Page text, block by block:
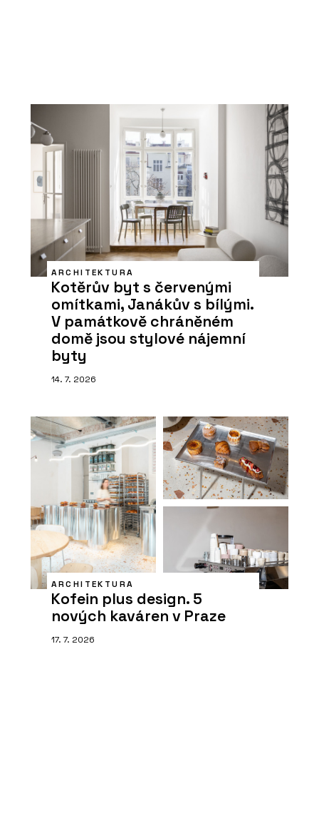
ARCHITEKTURA
Kotěrův byt s červenými
omítkami, Janákův s bílými.
V památkově chráněném
domě jsou stylové nájemní
byty
14. 7. 2026
ARCHITEKTURA
Kofein plus design. 5
nových kaváren v Praze
17. 7. 2026